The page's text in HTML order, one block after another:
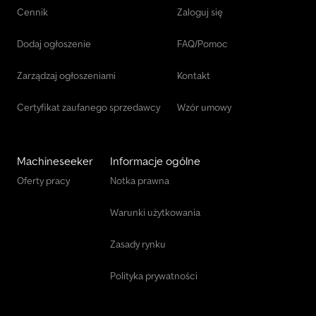
Cennik
Dodaj ogłoszenie
Zarządzaj ogłoszeniami
Certyfikat zaufanego sprzedawcy
Zaloguj się
FAQ/Pomoc
Kontakt
Wzór umowy
Machineseeker
Oferty pracy
Informacje ogólne
Notka prawna
Warunki użytkowania
Zasady rynku
Polityka prywatności